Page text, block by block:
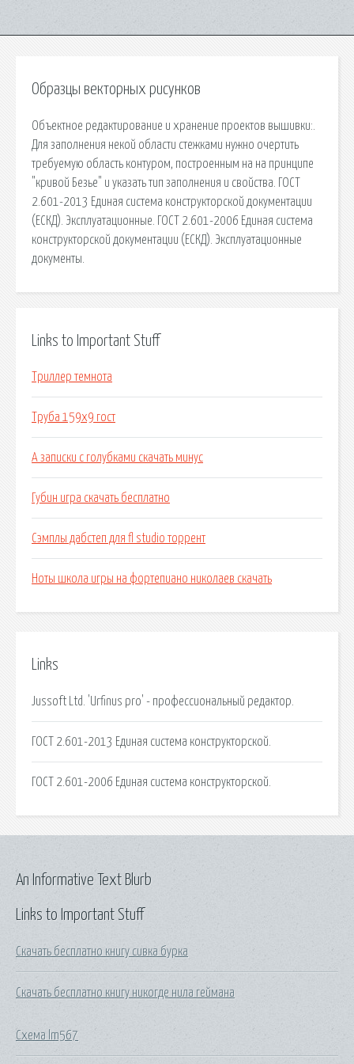
Образцы векторных рисунков
Объектное редактирование и хранение проектов вышивки:.
Для заполнения некой области стежками нужно очертить
требуемую область контуром, построенным на на принципе
"кривой Безье" и указать тип заполнения и свойства. ГОСТ
2.601-2013 Единая система конструкторской документации
(ЕСКД). Эксплуатационные. ГОСТ 2.601-2006 Единая система
конструкторской документации (ЕСКД). Эксплуатационные
документы.
Links to Important Stuff
Триллер темнота
Труба 159х9 гост
А записки с голубками скачать минус
Губин игра скачать бесплатно
Сэмплы дабстеп для fl studio торрент
Ноты школа игры на фортепиано николаев скачать
Links
Jussoft Ltd. 'Urfinus pro' - профессиональный редактор.
ГОСТ 2.601-2013 Единая система конструкторской.
ГОСТ 2.601-2006 Единая система конструкторской.
Links to Important Stuff
Скачать бесплатно книгу сивка бурка
Скачать бесплатно книгу никогде нила геймана
Схема lm567
An Informative Text Blurb